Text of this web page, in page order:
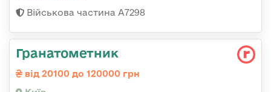
Військова частина А7298
Гранатометник
від 20100 до 120000 грн